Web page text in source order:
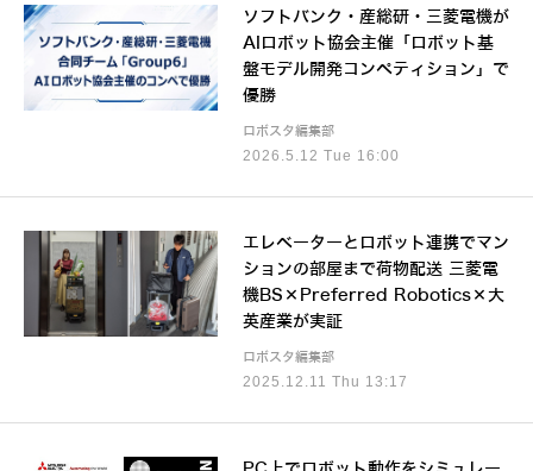
2026.5.12 Tue 16:00
ソフトバンク・産総研・三菱電機が
AIロボット協会主催「ロボット基
盤モデル開発コンペティション」で
優勝
ロボスタ編集部
2025.12.11 Thu 13:17
エレベーターとロボット連携でマン
ションの部屋まで荷物配送 三菱電
機BS×Preferred Robotics×大
英産業が実証
ロボスタ編集部